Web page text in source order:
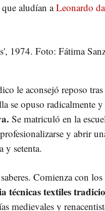
aludían aLeonardo
le aconsejó reposo
se opuso radicalmente
Se matriculó en la
y abrir
y setenta.
Comienza con
técnicas textiles
medievales y